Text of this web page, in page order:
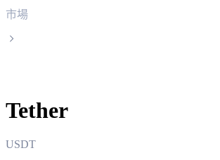
市場
Tether
USDT